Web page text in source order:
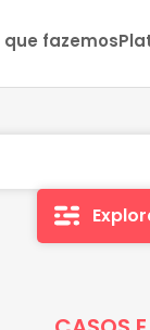
que fazemos